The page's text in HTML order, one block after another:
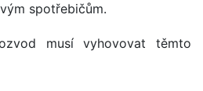
spotřebičům.
musí vyhovovat těmto